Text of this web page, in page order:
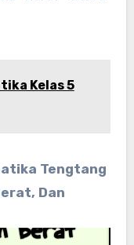
Kelas 5
Tengtang
Dan